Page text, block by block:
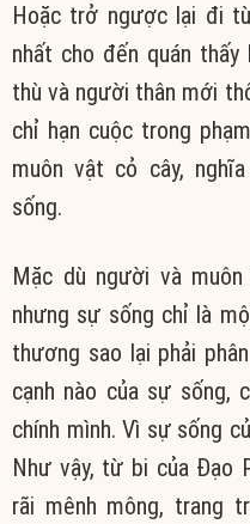
Hoặc trở ngược lại đi
nhất cho đến quán
thù và người thân mới
chỉ hạn cuộc trong
muôn vật cỏ cây,
sống.
Mặc dù người và
nhưng sự sống chỉ là
thương sao lại phải
cạnh nào của sự sống,
chính mình. Vì sự sống
Như vậy, từ bi của Đạo
rãi mênh mông, trang